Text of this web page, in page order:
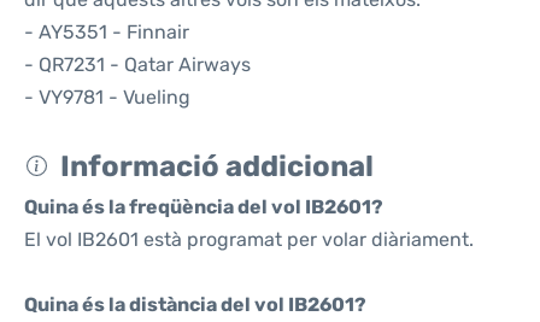
- AY5351 - Finnair
- QR7231 - Qatar Airways
- VY9781 - Vueling
Informació addicional
Quina és la freqüència del vol IB2601?
El vol IB2601 està programat per volar diàriament.
Quina és la distància del vol IB2601?